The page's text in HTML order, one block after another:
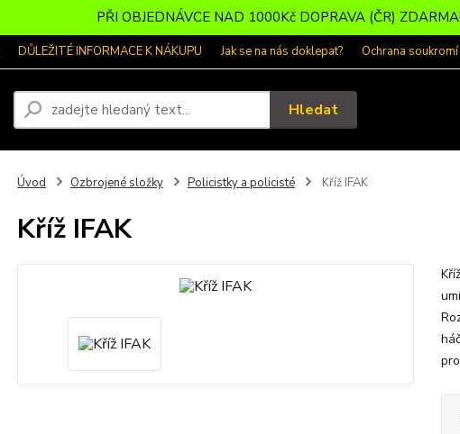
PŘI OBJEDNÁVCE NAD 1000Kč DOPRAVA (ČR) ZDARMA!
DŮLEŽITÉ INFORMACE K NÁKUPU Jak se na nás doklepat? Ochrana soukromí
Hledat
Úvod Ozbrojené složky Policistky a policisté Kříž IFAK
Kříž IFAK